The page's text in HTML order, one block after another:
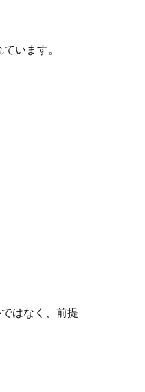
います。
はなく、前提